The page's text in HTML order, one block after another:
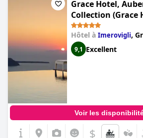
Grace Hotel,
Collection (Grace
Collection)
Hôtel à Imerovigli,
9,1 Excellent
Voir les
$